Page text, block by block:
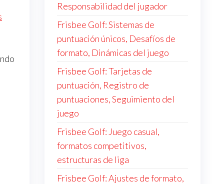
Responsabilidad del jugador
Frisbee Golf: Sistemas de
puntuación únicos, Desafíos de
formato, Dinámicas del juego
Frisbee Golf: Tarjetas de
puntuación, Registro de
puntuaciones, Seguimiento del
juego
Frisbee Golf: Juego casual,
formatos competitivos,
estructuras de liga
Frisbee Golf: Ajustes de formato,